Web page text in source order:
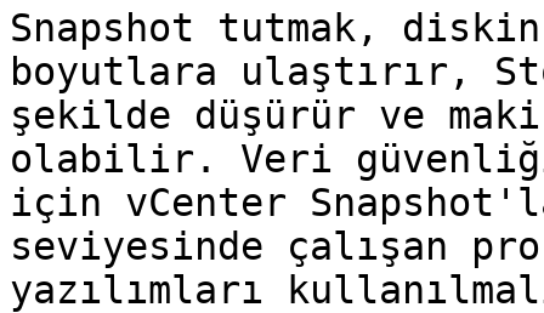
Snapshot tutmak,
boyutlara ulaştırır,
şekilde düşürür ve
olabilir. Veri güvenliği
için vCenter
seviyesinde çalışan
yazılımları